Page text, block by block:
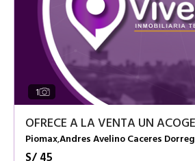
1
Piomax,Andres Avelino Caceres